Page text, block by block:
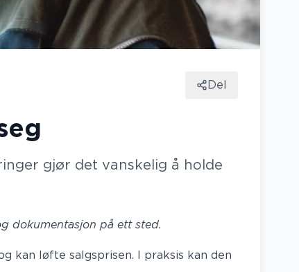
Del
gjør det vanskelig å holde
dokumentasjon på ett sted.
kan løfte salgsprisen. I praksis kan den